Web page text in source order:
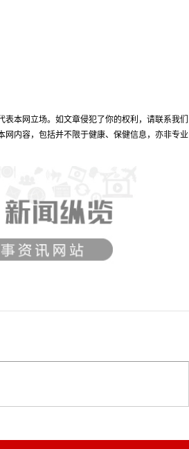
本网立场。如文章侵犯了你的权利，请联系我们
内容，包括并不限于健康、保健信息，亦非专业